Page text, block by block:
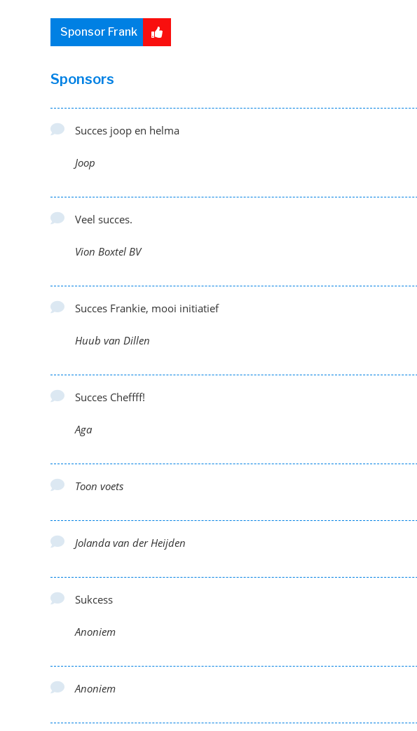
Sponsor Frank
Sponsors
Succes joop en helma
Joop
Veel succes.
Vion Boxtel BV
Succes Frankie, mooi initiatief
Huub van Dillen
Succes Cheffff!
Aga
Toon voets
Jolanda van der Heijden
Sukcess
Anoniem
Anoniem